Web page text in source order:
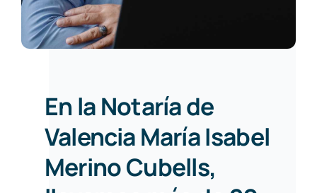
En la Notaría de
Valencia María Isabel
Merino Cubells,